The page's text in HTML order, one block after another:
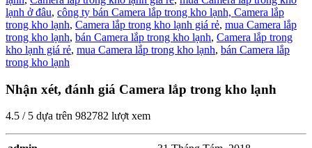
lạnh ở đâu, công ty bán Camera lắp trong kho lạnh, Camera lắp
trong kho lạnh, Camera lắp trong kho lạnh giá rẻ, mua Camera lắp
trong kho lạnh, bán Camera lắp trong kho lạnh, Camera lắp trong
kho lạnh giá rẻ, mua Camera lắp trong kho lạnh, bán Camera lắp
trong kho lạnh
Nhận xét, đánh giá Camera lắp trong kho lạnh
4.5 / 5 dựa trên 982782 lượt xem